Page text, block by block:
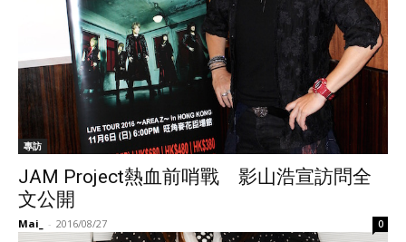
專訪
JAM Project熱血前哨戰 影山浩宣訪問全
文公開
Mai_ - 2016/08/27 0